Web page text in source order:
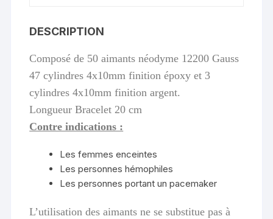
DESCRIPTION
Composé de 50 aimants néodyme 12200 Gauss
47 cylindres 4x10mm finition époxy et 3
cylindres 4x10mm finition argent.
Longueur Bracelet 20 cm
Contre indications :
Les femmes enceintes
Les personnes hémophiles
Les personnes portant un pacemaker
L’utilisation des aimants ne se substitue pas à